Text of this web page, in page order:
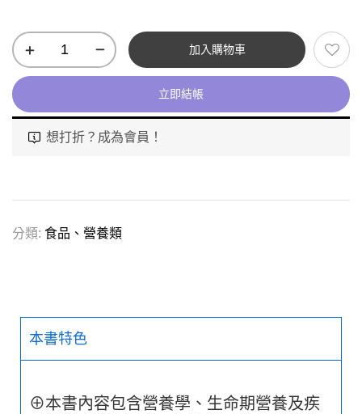
加入購物車
立即結帳
想打折？成為會員！
分類: 食品、營養類
本書特色
⊕本書內容包含營養學、生命期營養及疾